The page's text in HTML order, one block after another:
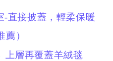
-直接披蓋，輕柔保暖
）
層再覆蓋羊絨毯